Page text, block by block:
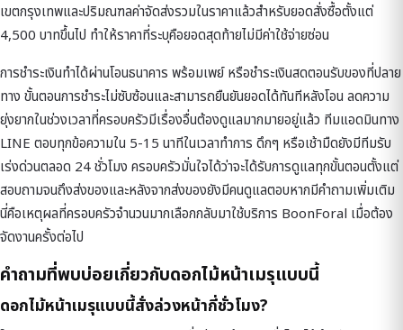
เขตกรุงเทพและปริมณฑลค่าจัดส่งรวมในราคาแล้วสำหรับยอดสั่งซื้อตั้งแต่
4,500 บาทขึ้นไป ทำให้ราคาที่ระบุคือยอดสุดท้ายไม่มีค่าใช้จ่ายซ่อน
การชำระเงินทำได้ผ่านโอนธนาคาร พร้อมเพย์ หรือชำระเงินสดตอนรับของที่ปลาย
ทาง ขั้นตอนการชำระไม่ซับซ้อนและสามารถยืนยันยอดได้ทันทีหลังโอน ลดความ
ยุ่งยากในช่วงเวลาที่ครอบครัวมีเรื่องอื่นต้องดูแลมากมายอยู่แล้ว ทีมแอดมินทาง
LINE ตอบทุกข้อความใน 5-15 นาทีในเวลาทำการ ดึกๆ หรือเช้ามืดยังมีทีมรับ
เร่งด่วนตลอด 24 ชั่วโมง ครอบครัวมั่นใจได้ว่าจะได้รับการดูแลทุกขั้นตอนตั้งแต่
สอบถามจนถึงส่งของและหลังจากส่งของยังมีคนดูแลตอบหากมีคำถามเพิ่มเติม
นี่คือเหตุผลที่ครอบครัวจำนวนมากเลือกกลับมาใช้บริการ BoonForal เมื่อต้อง
จัดงานครั้งต่อไป
คำถามที่พบบ่อยเกี่ยวกับดอกไม้หน้าเมรุแบบนี้
ดอกไม้หน้าเมรุแบบนี้สั่งล่วงหน้ากี่ชั่วโมง?